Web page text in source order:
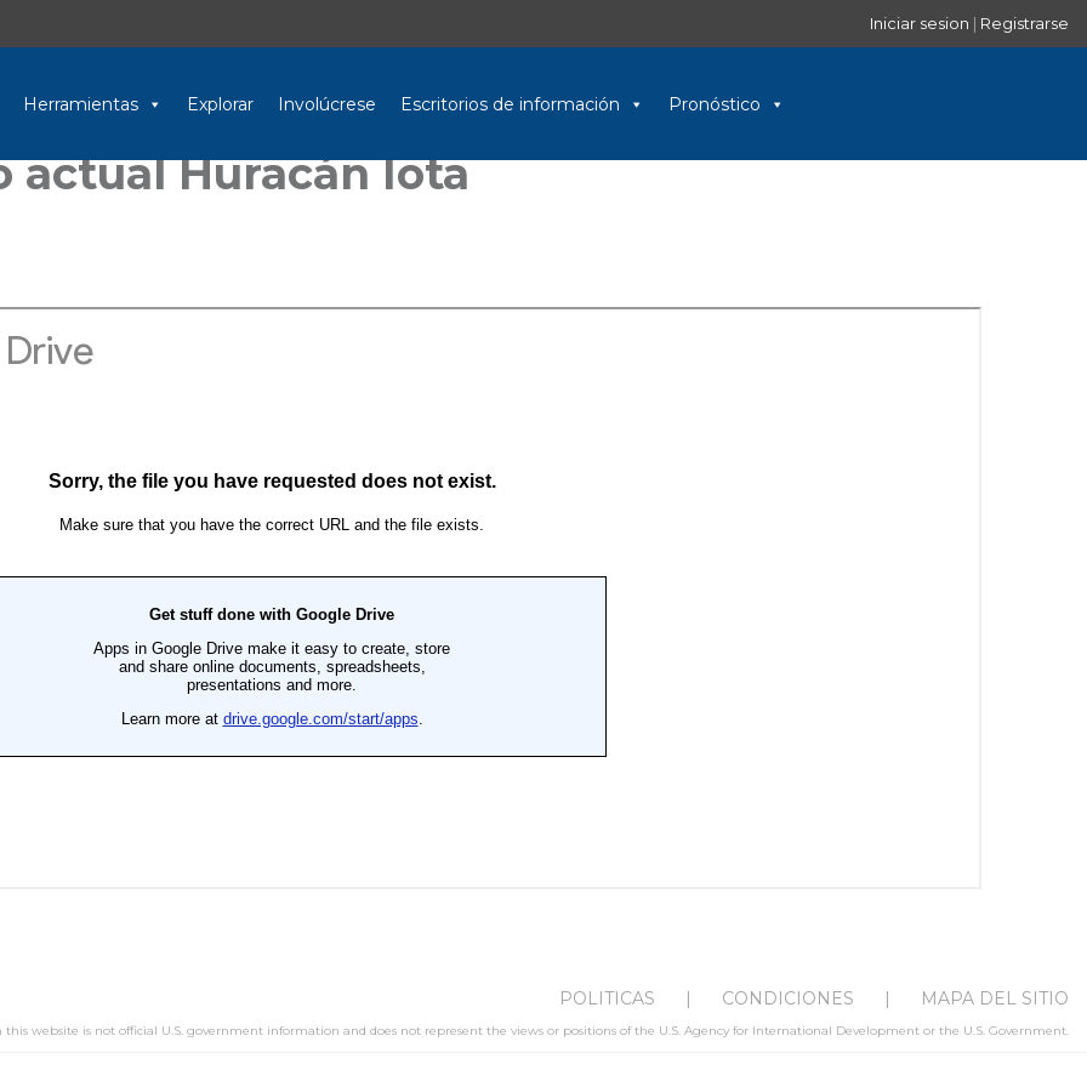
Iniciar sesion | Registrarse
Herramientas Explorar Involúcrese Escritorios de información Pronóstico
actual Huracán Iota
POLITICAS CONDICIONES MAPA DEL SITIO
website is not official U.S. government information and does not represent the views or positions of the U.S. Agency for International Development or the U.S. Government.